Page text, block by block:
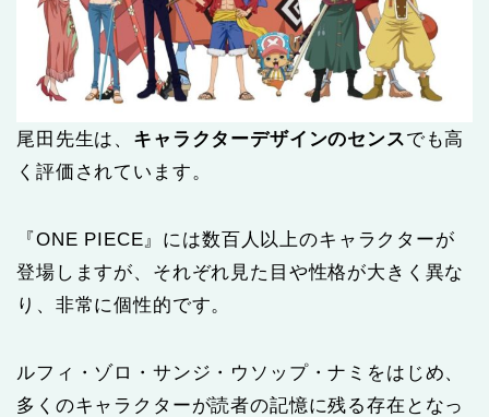
尾田先生は、 キャラクターデザインのセンスでも高
く評価されています。
『ONE PIECE』には数百人以上のキャラクターが
登場しますが、それぞれ見た目や性格が大きく異な
り、非常に個性的です。
ルフィ・ゾロ・サンジ・ウソップ・ナミをはじめ、
多くのキャラクターが読者の記憶に残る存在となっ